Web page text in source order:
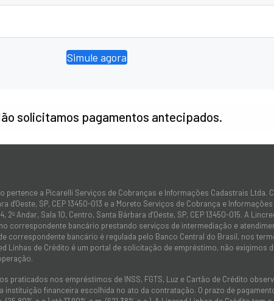
Simule agora
solicitamos pagamentos antecipados.
pertence a Picarelli Serviços de Cobranças e Informações Cadastrais Ltda.
d'Oeste, SP, CEP 13450-013 e a Moreto Serviços de Cobrança e
2º Andar, Sala 10, Centro, Santa Bárbara d’Oeste, SP, CEP 13450-015. A
correspondente bancário prestando serviços de intermediação e
correspondente bancário é regulada pelo Banco Central do Brasil, nos
Linhas de Crédito é um portal de solicitação de empréstimo, não exigimos
praticados nos empréstimos de INSS, FGTS, Luz e Cartão de Crédito
instituição financeira escolhida no ato da contratação. O prazo de